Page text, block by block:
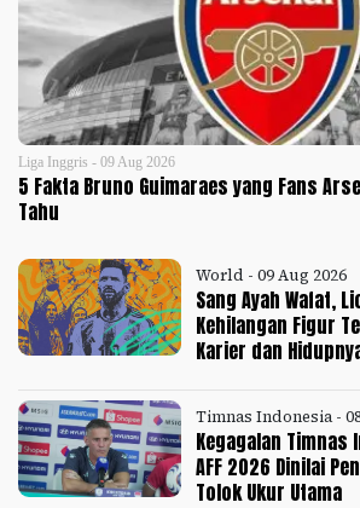
Liga Inggris - 09 Aug 2026
5 Fakta Bruno Guimaraes yang Fans
Tahu
World - 09 Aug 2026
Sang Ayah Wafat,
Kehilangan Figur
Karier dan
Timnas Indonesia -
Kegagalan Timnas
AFF 2026 Dinilai
Tolok Ukur Utama